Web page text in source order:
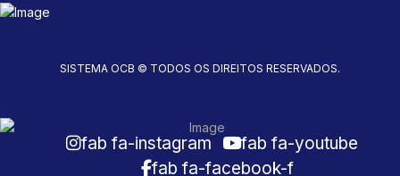
SISTEMA OCB © TODOS OS DIREITOS RESERVADOS.
fab fa-instagram
fab fa-youtube
fab fa-facebook-f